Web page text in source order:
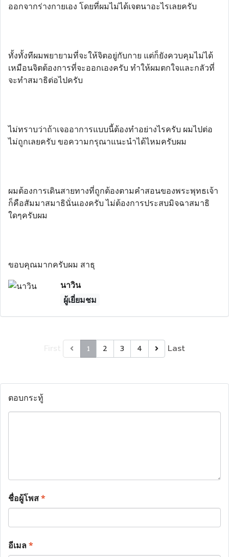
ออกจากร่างกายเอง โดยที่ผมไม่ได้เจตนาอะไรเลยครับ
ทั้งทั้งทีผมพยายามที่จะให้จิตอยู่กับกาย แต่ก็ยังควบคุมไม่ได้
เหมือนจิตต้องการที่จะออกเองครับ ทำให้ผมตกใจและกลัวที่
จะทำสมาธิต่อไปครับ
ไม่ทราบว่าถ้าเจออาการแบบนี้ต้องทำอย่างไรครับ ผมไปต่อ
ไม่ถูกเลยครับ ขอความกรุณาแนะนำได้ไหมครับผม
ผมต้องการเดินสายทางที่ถูกต้องตามคำสอนของพระพุทธเจ้า
ก็คือสัมมาสมาธินั่นเองครับ ไม่ต้องการประสบมิจฉาสมาธิ
ใดๆครับผม
ขอบคุณมากครับผม สาธุ
นาวิน
ผู้เยี่ยมชม
1 2 3 4 Last
ตอบกระทู้
ชื่อผู้โพส*
อีเมล*